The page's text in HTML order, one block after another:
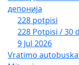
депонија
228 potpisi
228 Potpisi / 30
9 Jul 2026
Vratimo